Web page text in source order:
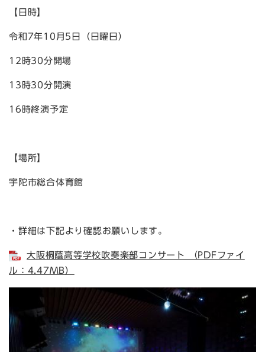
【日時】
令和7年10月5日（日曜日）
12時30分開場
13時30分開演
16時終演予定
【場所】
宇陀市総合体育館
・詳細は下記より確認お願いします。
大阪桐蔭高等学校吹奏楽部コンサート （PDFファイ
ル：4.47MB）